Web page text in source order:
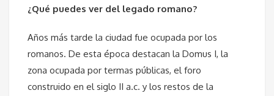
¿Qué puedes ver del legado romano?
Años más tarde la ciudad fue ocupada por los
romanos. De esta época destacan la Domus I, la
zona ocupada por termas públicas, el foro
construido en el siglo II a.c. y los restos de la